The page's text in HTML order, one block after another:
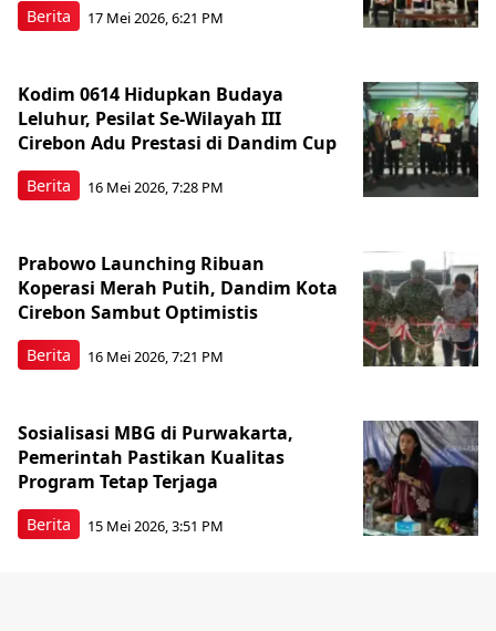
Berita 17 Mei 2026, 6:21 PM
Berita
Kodim 0614 Hidupkan Budaya
Leluhur, Pesilat Se-Wilayah III
Cirebon Adu Prestasi di Dandim Cup
16 Mei 2026, 7:28 PM
Berita
Prabowo Launching Ribuan
Koperasi Merah Putih, Dandim Kota
Cirebon Sambut Optimistis
16 Mei 2026, 7:21 PM
Berita
Sosialisasi MBG di Purwakarta,
Pemerintah Pastikan Kualitas
Program Tetap Terjaga
15 Mei 2026, 3:51 PM